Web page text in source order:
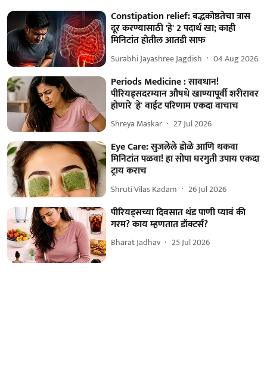
Constipation relief: बद्धकोष्ठतेचा त्रास
दूर करण्यासाठी 'हे' 2 पदार्थ खा; काही
मिनिटांत होतील आतडी साफ
Surabhi Jayashree Jagdish 04 Aug 2026
Periods Medicine : सावधान!
पीरियड्सदरम्यान औषधे खाण्यापूर्वी शरीरावर
होणारे 'हे' वाईट परिणाम एकदा वाचाच
Shreya Maskar 27 Jul 2026
Eye Care: सुजलेले डोळे आणि थकवा
मिनिटांत पळवा! हा सोपा घरगुती उपाय एकदा
ट्राय कराच
Shruti Vilas Kadam 26 Jul 2026
पीरियड्सच्या दिवसात थंड पाणी प्यावं की
गरम? काय म्हणतात डॉक्टर्स?
Bharat Jadhav 25 Jul 2026